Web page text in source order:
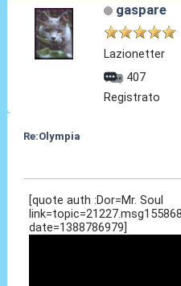
gaspare
Lazionetter
407
Registrato
Re:Olympia
[quote auth :Dor=Mr. Soul
date=1388786979]